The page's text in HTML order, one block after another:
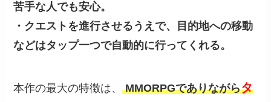
苦手な人でも安心。
・クエストを進行させるうえで、目的地への移動
などはタップ一つで自動的に行ってくれる。
本作の最大の特徴は、MMORPGでありながらタ